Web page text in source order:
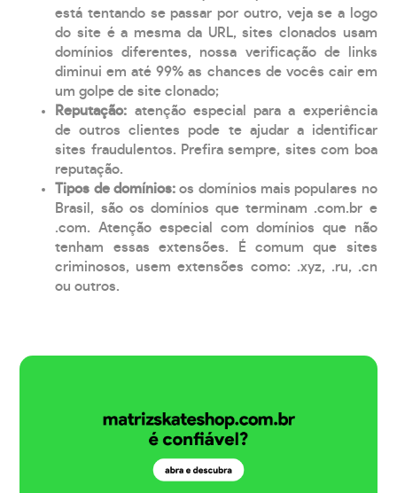
está tentando se passar por outro, veja se a logo
do site é a mesma da URL, sites clonados usam
domínios diferentes, nossa verificação de links
diminui em até 99% as chances de vocês cair em
um golpe de site clonado;
Reputação: atenção especial para a experiência
de outros clientes pode te ajudar a identificar
sites fraudulentos. Prefira sempre, sites com boa
reputação.
Tipos de domínios:os domínios mais populares no
Brasil, são os domínios que terminam .com.br e
.com. Atenção especial com domínios que não
tenham essas extensões. É comum que sites
criminosos, usem extensões como: .xyz, .ru, .cn
ou outros.